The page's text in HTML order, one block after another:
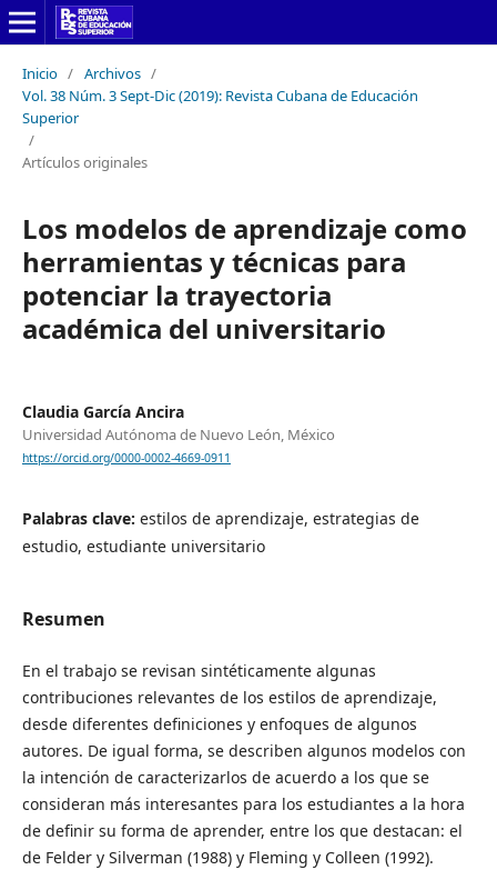
Inicio / Archivos /
Vol. 38 Núm. 3 Sept-Dic (2019): Revista Cubana de Educación
Superior
/
Artículos originales
Los modelos de aprendizaje como
herramientas y técnicas para
potenciar la trayectoria
académica del universitario
Claudia García Ancira
Universidad Autónoma de Nuevo León, México
https://orcid.org/0000-0002-4669-0911
Palabras clave: estilos de aprendizaje, estrategias de
estudio, estudiante universitario
Resumen
En el trabajo se revisan sintéticamente algunas
contribuciones relevantes de los estilos de aprendizaje,
desde diferentes definiciones y enfoques de algunos
autores. De igual forma, se describen algunos modelos con
la intención de caracterizarlos de acuerdo a los que se
consideran más interesantes para los estudiantes a la hora
de definir su forma de aprender, entre los que destacan: el
de Felder y Silverman (1988) y Fleming y Colleen (1992).